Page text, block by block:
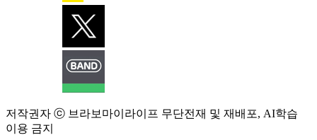
저작권자 ⓒ 브라보마이라이프 무단전재 및 재배포, AI학습
이용 금지